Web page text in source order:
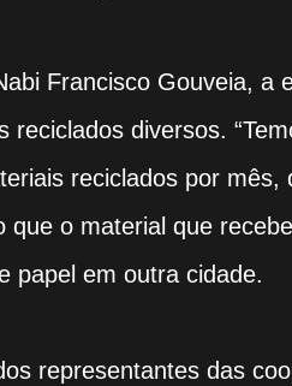
Francisco Gouveia, a
diversos.
reciclados por
que o material que
papel em outra cidade.
representantes das